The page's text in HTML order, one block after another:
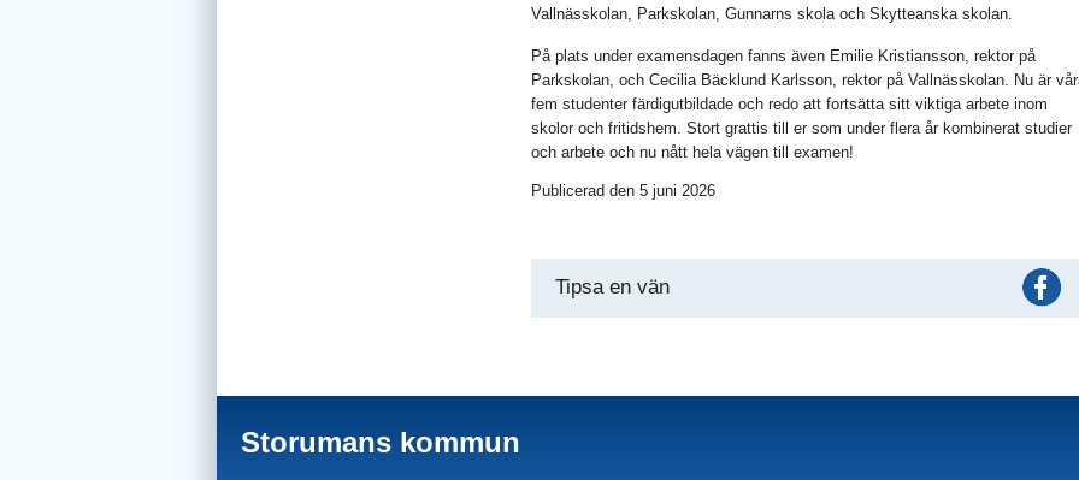
Vallnässkolan, Parkskolan, Gunnarns skola och Skytteanska skolan.
På plats under examensdagen fanns även Emilie Kristiansson, rektor på
Parkskolan, och Cecilia Bäcklund Karlsson, rektor på Vallnässkolan. Nu är
fem studenter färdigutbildade och redo att fortsätta sitt viktiga arbete inom
skolor och fritidshem. Stort grattis till er som under flera år kombinerat studier
och arbete och nu nått hela vägen till examen!
Publicerad den 5 juni 2026
Tipsa en vän
Storumans kommun